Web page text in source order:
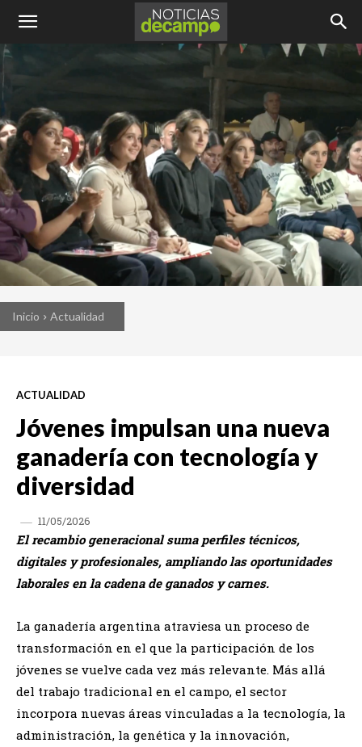
Inicio Actualidad
ACTUALIDAD
Jóvenes impulsan una nueva
ganadería con tecnología y
diversidad
11/05/2026
El recambio generacional suma perfiles técnicos,
digitales y profesionales, ampliando las oportunidades
laborales en la cadena de ganados y carnes.
La ganadería argentina atraviesa un proceso de
transformación en el que la participación de los
jóvenes se vuelve cada vez más relevante. Más allá
del trabajo tradicional en el campo, el sector
incorpora nuevas áreas vinculadas a la tecnología, la
administración, la genética y la innovación,